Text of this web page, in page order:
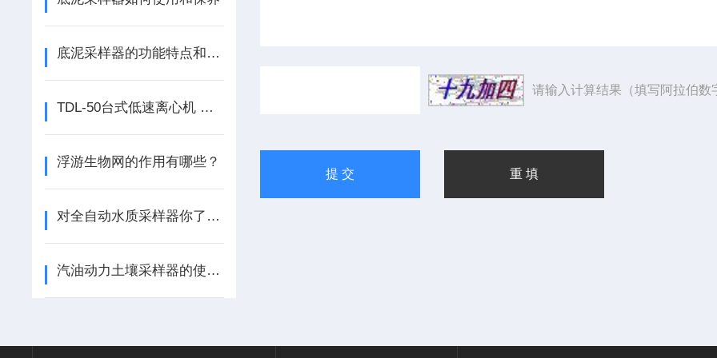
底泥采样器的功能特点和使用方法
TDL-50台式低速离心机 生产厂家
浮游生物网的作用有哪些？
对全自动水质采样器你了解吗？
汽油动力土壤采样器的使用方法介绍
请输入计算结果（填写阿拉伯数